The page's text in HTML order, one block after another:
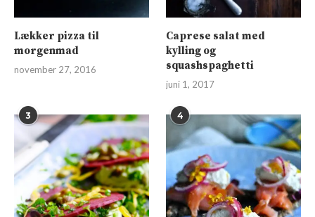
Lækker pizza til
morgenmad
november 27, 2016
Caprese salat med
kylling og
squashspaghetti
juni 1, 2017
3 4